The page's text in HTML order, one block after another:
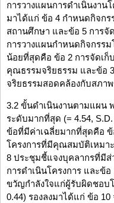
การวางแผนการดำเนินงาน
มาได้แก่ ข้อ 4 กำหนดกิจก
สถานศึกษา และข้อ 5 การจั
การวางแผนกำหนดกิจกรรม
น้อยที่สุดคือ ข้อ 2 การจัดเก็
คุณธรรมจริยธรรม และข้อ
จริยธรรมสอดคล้องกับสภาพ
3.2 ขั้นดำเนินงานตามแผน
ระดับมากที่สุด (= 4.54,
ข้อที่มีค่าเฉลี่ยมากที่สุดคือ
โครงการที่มีคุณสมบัติเหมา
8 ประชุมชี้แจงบุคลากรที่มีส่
การดำเนินโครงการ และข้
ขวัญกำลังใจแก่ผู้รับผิดชอบโ
0.44) รองลงมาได้แก่ ข้อ